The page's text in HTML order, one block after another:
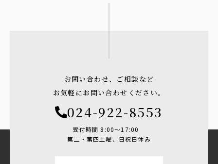
お問い合わせ、ご相談など
お気軽にお問い合わせください。
024-922-8553
受付時間 8:00〜17:00
第二・第四土曜、日祝日休み